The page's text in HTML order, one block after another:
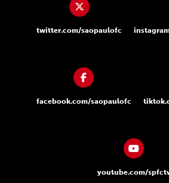
twitter.com/saopaulofc
facebook.com/saopaulofc
youtube.com/